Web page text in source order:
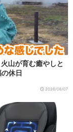
山が育む癒やしと
休日
2026/08/07